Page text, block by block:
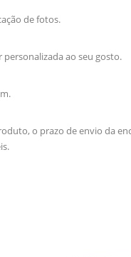
de fotos.
personalizada ao seu gosto.
o prazo de envio da